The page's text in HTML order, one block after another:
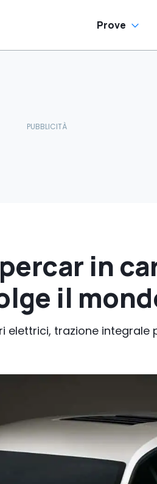
Prove
in
il
elettrici, trazione integrale